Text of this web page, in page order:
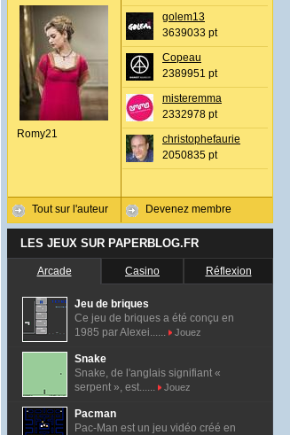
Romy21
Tout sur l'auteur
golem13
3639033 pt
Copeau
2389951 pt
misteremma
2332978 pt
christophefaurie
2050835 pt
Devenez membre
LES JEUX SUR PAPERBLOG.FR
Arcade Casino Réflexion
Jeu de briques
Ce jeu de briques a été conçu en
1985 par Alexei......
Jouez
Snake
Snake, de l'anglais signifiant «
serpent », est......
Jouez
Pacman
Pac-Man est un jeu vidéo créé en